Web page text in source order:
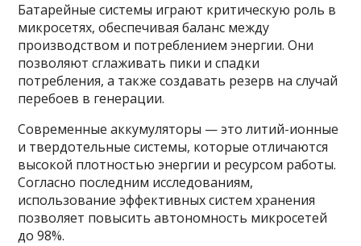
Батарейные системы играют критическую роль в
микросетях, обеспечивая баланс между
производством и потреблением энергии. Они
позволяют сглаживать пики и спадки
потребления, а также создавать резерв на случай
перебоев в генерации.
Современные аккумуляторы — это литий-ионные
и твердотельные системы, которые отличаются
высокой плотностью энергии и ресурсом работы.
Согласно последним исследованиям,
использование эффективных систем хранения
позволяет повысить автономность микросетей
до 98%.